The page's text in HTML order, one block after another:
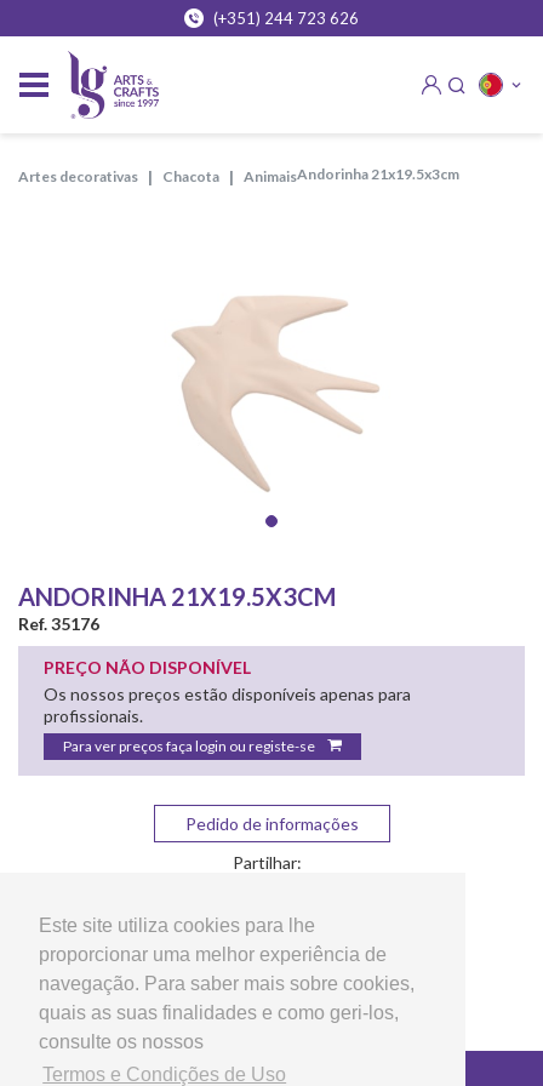
Este site utiliza cookies para lhe
proporcionar uma melhor experiência de
navegação. Para saber mais sobre cookies,
quais as suas finalidades e como geri-los,
consulte os nossos
Termos e Condições de Uso
(+351) 244 723 626
artes decorativas chacota animais andorinha 21x19.5x3cm
ANDORINHA 21X19.5X3CM
Ref. 35176
PREÇO NÃO DISPONÍVEL
Os nossos preços estão disponíveis apenas para
profissionais.
Para ver preços faça login ou registe-se
Pedido de informações
Partilhar:
Copyright © 2026 LG Arts Crafts Todos os direitos